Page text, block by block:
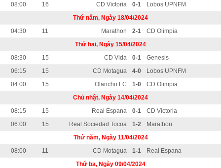
08:00
16 CD Victoria 0-1
Lobos UPNFM
Thứ năm, Ngày 18/04/2024
04:30
11 Marathon 2-1
CD Olimpia
Thứ hai, Ngày 15/04/2024
08:30
15 CD Vida 0-1
Genesis
06:15
15 CD Motagua 4-0
Lobos UPNFM
04:00
15 Olancho FC 1-0
CD Olimpia
Chủ nhật, Ngày 14/04/2024
08:15
15 Real Espana 0-1
CD Victoria
06:00
15 Real Sociedad Tocoa 1-2
Marathon
Thứ năm, Ngày 11/04/2024
08:00
11 CD Motagua 1-1
Real Espana
Thứ ba, Ngày 09/04/2024